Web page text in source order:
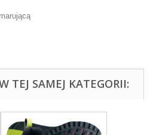
TEJ SAMEJ KATEGORII: